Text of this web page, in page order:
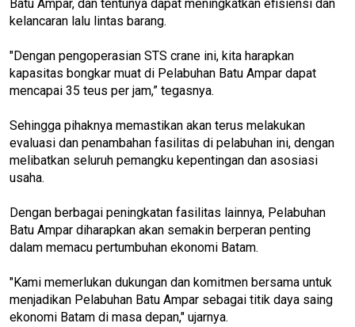
Batu Ampar, dan tentunya dapat meningkatkan efisiensi dan
kelancaran lalu lintas barang.
"Dengan pengoperasian STS crane ini, kita harapkan
kapasitas bongkar muat di Pelabuhan Batu Ampar dapat
mencapai 35 teus per jam,” tegasnya.
Sehingga pihaknya memastikan akan terus melakukan
evaluasi dan penambahan fasilitas di pelabuhan ini, dengan
melibatkan seluruh pemangku kepentingan dan asosiasi
usaha.
Dengan berbagai peningkatan fasilitas lainnya, Pelabuhan
Batu Ampar diharapkan akan semakin berperan penting
dalam memacu pertumbuhan ekonomi Batam.
"Kami memerlukan dukungan dan komitmen bersama untuk
menjadikan Pelabuhan Batu Ampar sebagai titik daya saing
ekonomi Batam di masa depan," ujarnya.